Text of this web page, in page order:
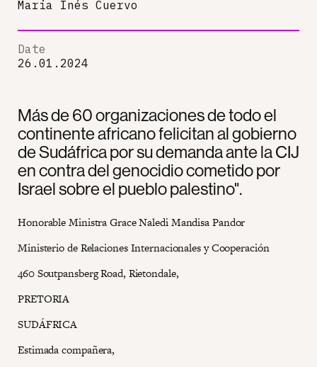
Más de 60 organizaciones de todo el
continente africano felicitan al gobierno
de Sudáfrica por su demanda ante la CIJ
en contra del genocidio cometido por
Israel sobre el pueblo palestino".
Honorable Ministra Grace Naledi Mandisa Pandor
Ministerio de Relaciones Internacionales y Cooperación
460 Soutpansberg Road, Rietondale,
PRETORIA
SUDÁFRICA
Estimada compañera,
Maria Inés Cuervo
Date
26.01.2024